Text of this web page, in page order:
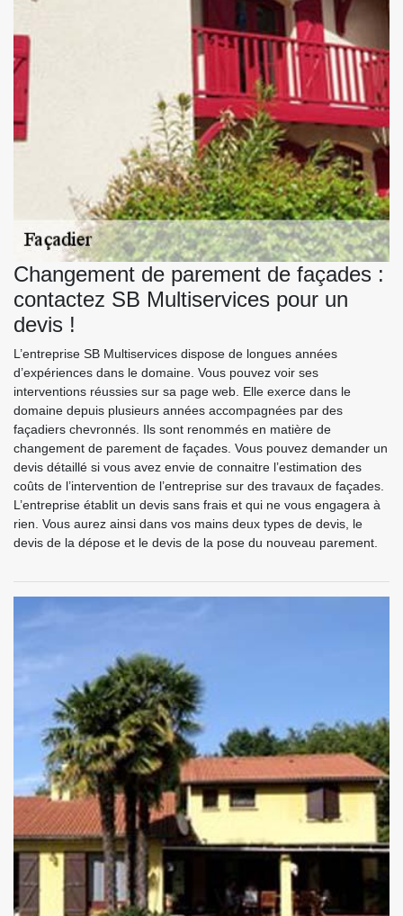
Changement de parement de façades :
contactez SB Multiservices pour un
devis !
L’entreprise SB Multiservices dispose de longues années
d’expériences dans le domaine. Vous pouvez voir ses
interventions réussies sur sa page web. Elle exerce dans le
domaine depuis plusieurs années accompagnées par des
façadiers chevronnés. Ils sont renommés en matière de
changement de parement de façades. Vous pouvez demander un
devis détaillé si vous avez envie de connaitre l’estimation des
coûts de l’intervention de l’entreprise sur des travaux de façades.
L’entreprise établit un devis sans frais et qui ne vous engagera à
rien. Vous aurez ainsi dans vos mains deux types de devis, le
devis de la dépose et le devis de la pose du nouveau parement.